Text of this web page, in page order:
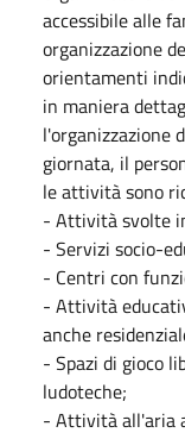
accessibile alle
organizzazione
orientamenti
in maniera
l'organizzazione
giornata, il
le attività sono
- Attività svolte
- Servizi socio-
- Centri con
- Attività
anche
- Spazi di gioco
ludoteche;
- Attività all'aria